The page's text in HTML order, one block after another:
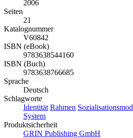
2006
Seiten
21
Katalognummer
V60842
ISBN (eBook)
9783638544160
ISBN (Buch)
9783638766685
Sprache
Deutsch
Schlagworte
Identität Rahmen
System
Produktsicherheit
GRIN Publishing GmbH